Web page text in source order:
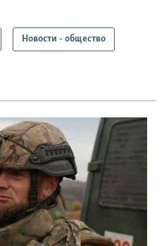
Новости - общество